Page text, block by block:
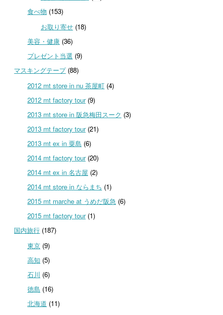
食べ物 (153)
お取り寄せ(18)
美容・健康(36)
プレゼント当選 (9)
マスキングテープ(88)
2012 mt store in nu 茶屋町(4)
2012 mt factory tour(9)
2013 mt store in 阪急梅田スーク (3)
2013 mt factory tour(21)
2013 mt ex in 粟島 (6)
2014 mt factory tour(20)
2014 mt ex in 名古屋 (2)
2014 mt store in ならまち (1)
2015 mt marche at うめだ阪急 (6)
2015 mt factory tour(1)
国内旅行 (187)
東京(9)
高知 (5)
石川 (6)
徳島 (16)
北海道 (11)